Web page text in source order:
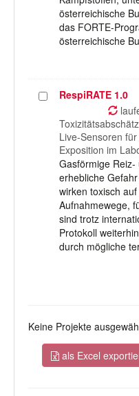
österreichische
das FORTE-
österreichische
ProjektRespiRATE 1.0
Live-Sensoren
Exposition im
Gasförmige
erhebliche
wirken toxisch
Aufnahmewege,
sind trotz
Protokoll
durch mögliche
Keine Projekte
als Excel